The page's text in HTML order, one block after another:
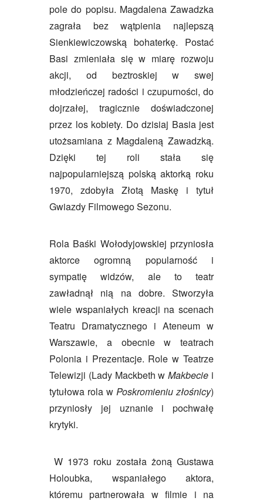
pole do popisu. Magdalena Zawadzka
zagrała bez wątpienia najlepszą
Sienkiewiczowską bohaterkę. Postać
Basi zmieniała się w miarę rozwoju
akcji, od beztroskiej w swej
młodzieńczej radości i czupurności, do
dojrzałej, tragicznie doświadczonej
przez los kobiety. Do dzisiaj Basia jest
utożsamiana z Magdaleną Zawadzką.
Dzięki tej roli stała się
najpopularniejszą polską aktorką roku
1970, zdobyła Złotą Maskę i tytuł
Gwiazdy Filmowego Sezonu.
Rola Baśki Wołodyjowskiej przyniosła
aktorce ogromną popularność i
sympatię widzów, ale to teatr
zawładnął nią na dobre. Stworzyła
wiele wspaniałych kreacji na scenach
Teatru Dramatycznego i Ateneum w
Warszawie, a obecnie w teatrach
Polonia i Prezentacje. Role w Teatrze
Telewizji (Lady Mackbeth w Makbecie i
tytułowa rola w Poskromieniu złośnicy)
przyniosły jej uznanie i pochwałę
krytyki.
W 1973 roku została żoną Gustawa
Holoubka, wspaniałego aktora,
któremu partnerowała w filmie i na